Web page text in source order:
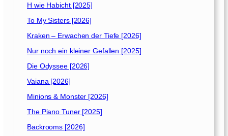
M
ö
r
e
r
s
2
0
H wie Habicht [2025]
To My Sisters [2026]
Kraken – Erwachen der Tiefe [2026]
Nur noch ein kleiner Gefallen [2025]
Die Odyssee [2026]
Vaiana [2026]
Minions & Monster [2026]
The Piano Tuner [2025]
Backrooms [2026]